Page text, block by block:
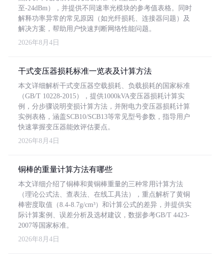
至-24dBm），并提供不同速率光模块的参考值表格。同时
解释功率异常的常见原因（如光纤损耗、连接器问题）及
解决方案，帮助用户快速判断网络性能问题。
2026年8月4日
干式变压器损耗标准一览表及计算方法
本文详细解析干式变压器空载损耗、负载损耗的国家标准
（GB/T 10228-2015），提供1000kVA变压器损耗计算实
例，分步骤说明变损计算方法，并附电力变压器损耗计算
实例表格，涵盖SCB10/SCB13等常见型号参数，指导用户
快速掌握变压器能效评估要点。
2026年8月4日
铜棒的重量计算方法有哪些
本文详细介绍了铜棒和黄铜棒重量的三种常用计算方法
（理论公式法、查表法、在线工具法），重点解析了黄铜
棒密度取值（8.4-8.7g/cm³）和计算公式的差异，并提供实
际计算案例、误差分析及选材建议，数据参考GB/T 4423-
2007等国家标准。
2026年8月4日